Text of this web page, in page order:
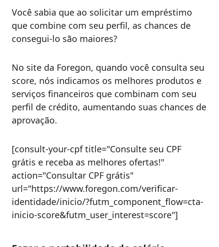
Você sabia que ao solicitar um empréstimo
que combine com seu perfil, as chances de
consegui-lo são maiores?
No site da Foregon, quando você consulta seu
score, nós indicamos os melhores produtos e
serviços financeiros que combinam com seu
perfil de crédito, aumentando suas chances de
aprovação.
[consult-your-cpf title="Consulte seu CPF
grátis e receba as melhores ofertas!"
action="Consultar CPF grátis"
url="https://www.foregon.com/verificar-
identidade/inicio/?futm_component_flow=cta-
inicio-score&futm_user_interest=score"]